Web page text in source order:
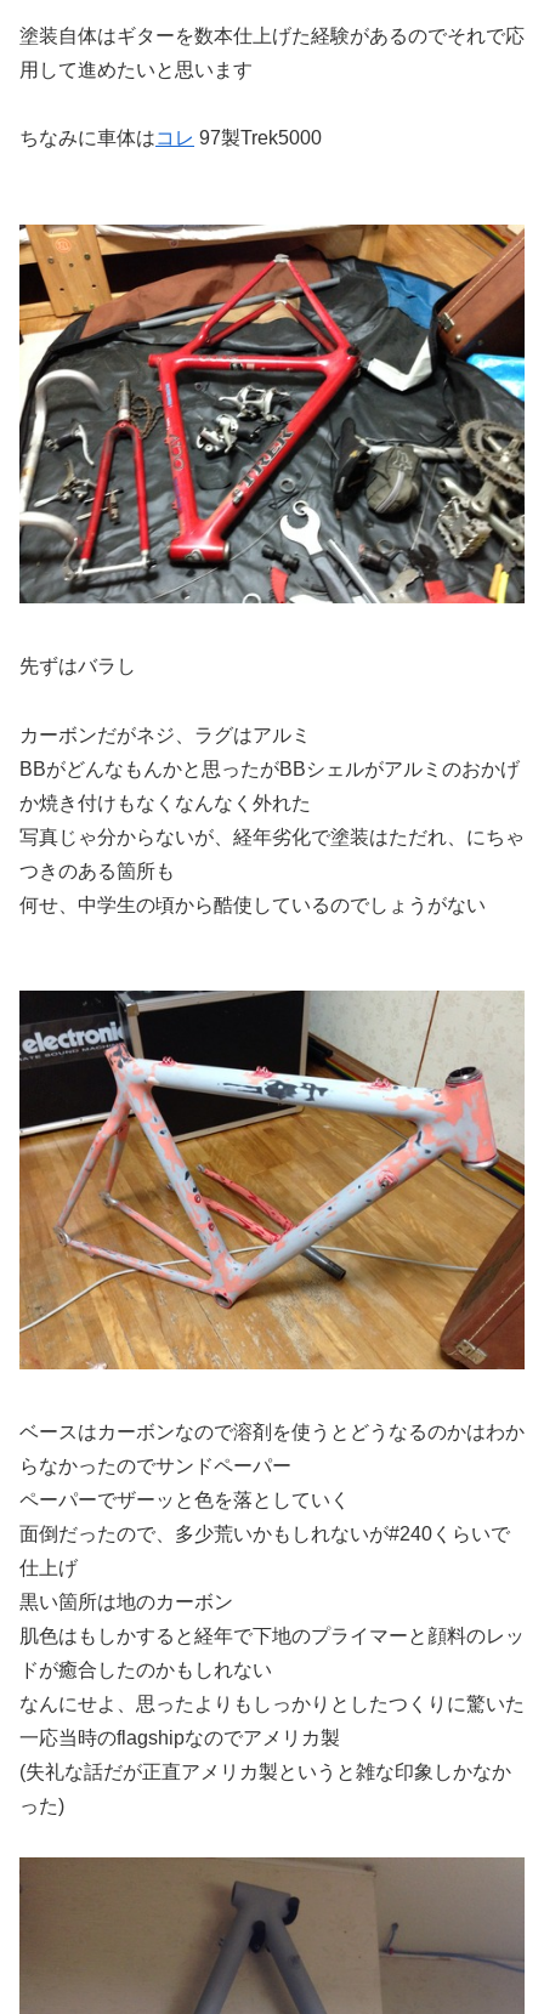
塗装自体はギターを数本仕上げた経験があるのでそれで応
用して進めたいと思います
ちなみに車体はコレ 97製Trek5000
先ずはバラし
カーボンだがネジ、ラグはアルミ
BBがどんなもんかと思ったがBBシェルがアルミのおかげ
か焼き付けもなくなんなく外れた
写真じゃ分からないが、経年劣化で塗装はただれ、にちゃ
つきのある箇所も
何せ、中学生の頃から酷使しているのでしょうがない
ベースはカーボンなので溶剤を使うとどうなるのかはわか
らなかったのでサンドペーパー
ペーパーでザーッと色を落としていく
面倒だったので、多少荒いかもしれないが#240くらいで
仕上げ
黒い箇所は地のカーボン
肌色はもしかすると経年で下地のプライマーと顔料のレッ
ドが癒合したのかもしれない
なんにせよ、思ったよりもしっかりとしたつくりに驚いた
一応当時のflagshipなのでアメリカ製
(失礼な話だが正直アメリカ製というと雑な印象しかなか
った)